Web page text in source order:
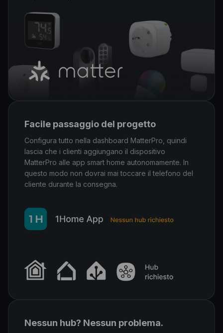
Facile passaggio del progetto
Configura tutto nella dashboard MatterPro, quindi
lascia che i clienti aggiungano il dispositivo
MatterPro alle app smart home autonomamente. In
questo modo non dovrai mai toccare il telefono del
cliente durante la consegna.
Nessun hub? Nessun problema.